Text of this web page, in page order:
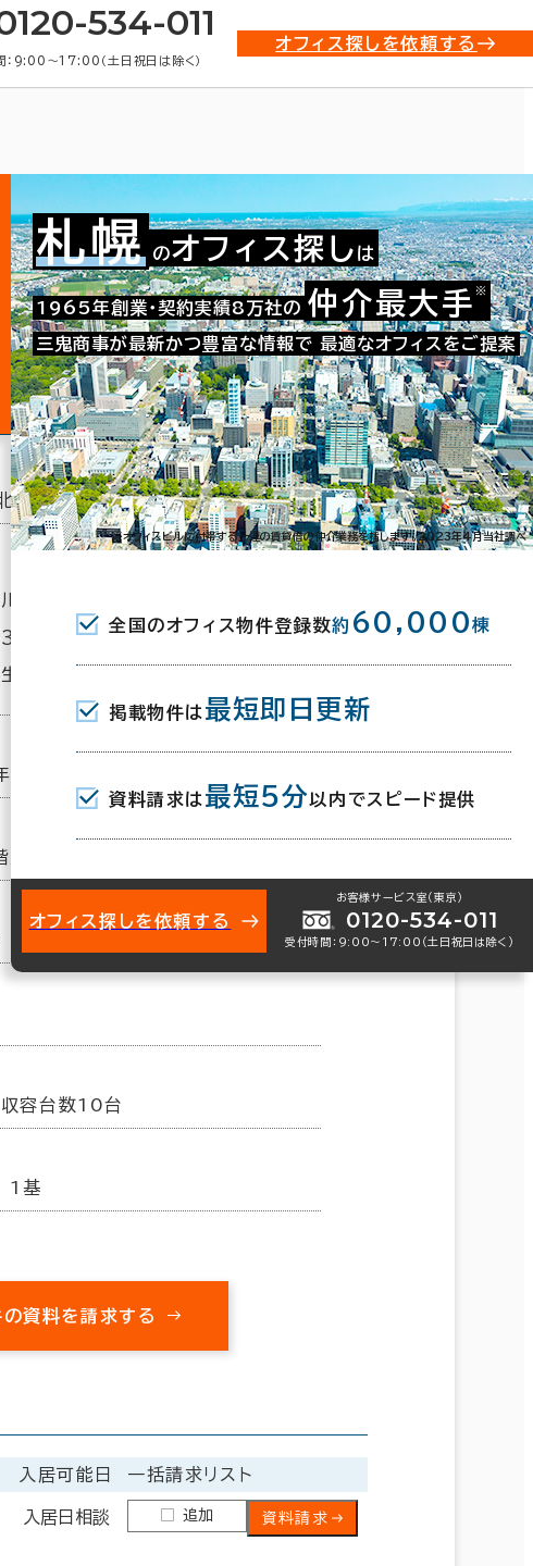
534-011
：9:00〜17:00（土日祝日は除く）
オフィス探しを依頼する
お問い合わせ番号：001-02106
区北３２条西12-1-15
駅(JR) 10分
４条駅(地下鉄南北線) 2番口 12分
駅(地下鉄南北線) 6番口 15分
8月
／地下1階建
容台数10台
1基
資料を請求する
入居可能日 一括請求リスト
入居日相談 追加 資料請求
札幌 のオフィス探し は
1965年創業・契約実績8万社の 仲介最大手 ※
三鬼商事が最新かつ豊富な情報で 最適なオフィスをご提案
※オフィスビルに付帯する一連の賃貸借の仲介業務を指します。2023年4月当社調べ
全国のオフィス物件登録数約 60,000棟
掲載物件は 最短即日更新
資料請求は 最短5分 以内でスピード提供
オフィス探しを依頼する
お客様サービス室（東京）
0120-534-011
受付時間：9:00〜17:00（土日祝日は除く）